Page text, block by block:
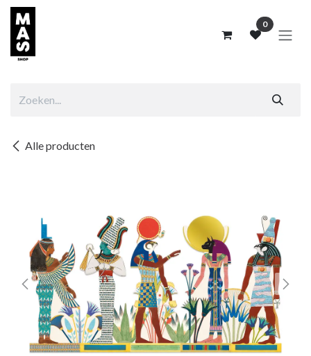
Overslaan naar inhoud
0
Alle producten